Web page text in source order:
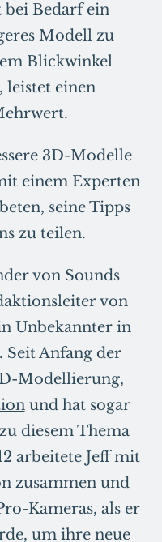
Bedarf ein
Modell zu
Blickwinkel
leistet einen
3D-Modelle
einem Experten
seine Tipps
zu teilen.
von Sounds
von
Unbekannter in
Anfang der
Modellierung,
und hat sogar
diesem Thema
arbeitete Jeff mit
zusammen und
Kameras, als er
um ihre neue